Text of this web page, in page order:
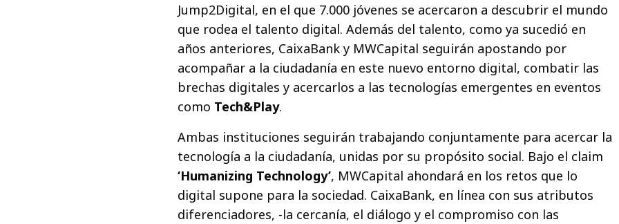
Jump2Digital, en el que 7.000 jóvenes se acercaron a descubrir el mundo
que rodea el talento digital. Además del talento, como ya sucedió en
años anteriores, CaixaBank y MWCapital seguirán apostando por
acompañar a la ciudadanía en este nuevo entorno digital, combatir las
brechas digitales y acercarlos a las tecnologías emergentes en eventos
como Tech&Play.
Ambas instituciones seguirán trabajando conjuntamente para acercar la
tecnología a la ciudadanía, unidas por su propósito social. Bajo el claim
‘Humanizing Technology’, MWCapital ahondará en los retos que lo
digital supone para la sociedad. CaixaBank, en línea con sus atributos
diferenciadores, -la cercanía, el diálogo y el compromiso con las